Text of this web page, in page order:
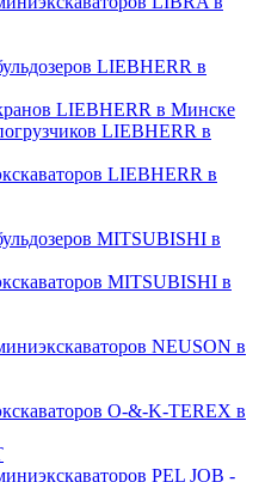
LIEBHERR в
LIEBHERR в Минске
LIEBHERR в
LIEBHERR в
MITSUBISHI в
MITSUBISHI в
NEUSON в
O-&-K-TEREX в
PEL JOB -